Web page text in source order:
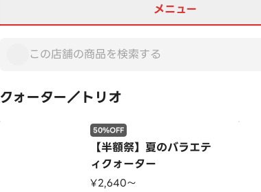
メニュー
クォーター／トリオ
【半額祭】夏のバラエテ
ィクォーター
50%OFF
¥2,640〜